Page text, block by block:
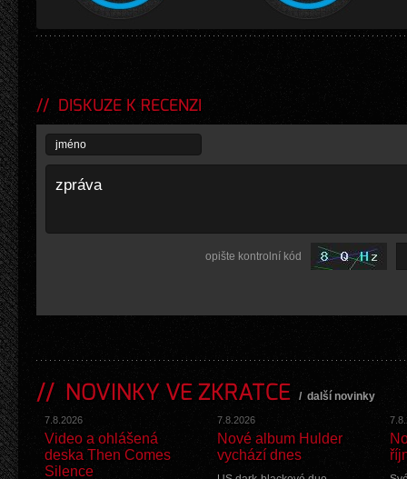
DISKUZE K RECENZI
opište kontrolní kód
NOVINKY VE ZKRATCE / další novinky
7.8.2026
Video a ohlášená
deska Then Comes
Silence
7.8.2026
Nové album Hulder
vychází dnes